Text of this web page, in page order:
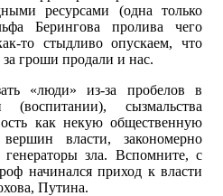
ресурсами (одна только
Берингова пролива чего
то стыдливо опускаем, что
гроши продали и нас.
«люди» из-за пробелов в
(воспитании), сызмальства
как некую общественную
власти, закономерно
зла. Вспомните, с
начинался приход к власти
Путина.